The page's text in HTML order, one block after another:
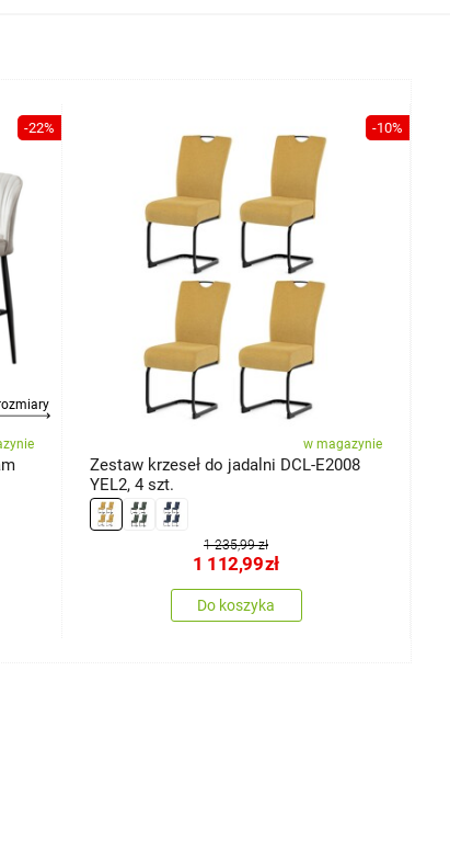
-22% -10%
w magazynie
Zestaw krzeseł do jadalni DCL-E2008
YEL2, 4 szt.
1 235,99 zł
1 112,99zł
Do koszyka